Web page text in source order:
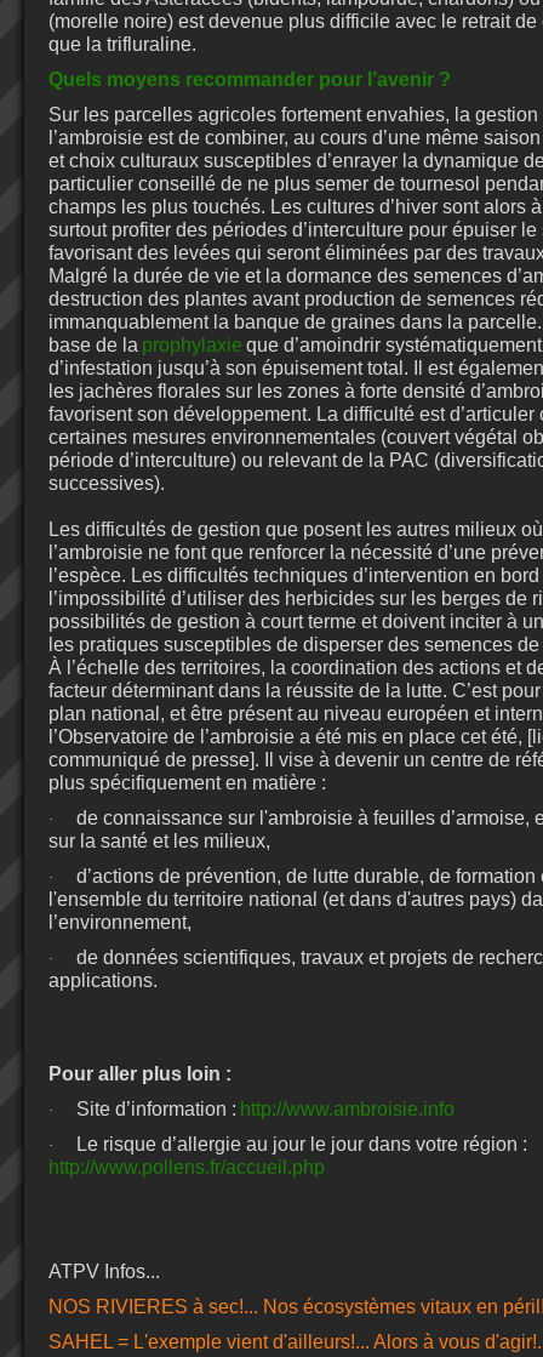
(morelle noire) est devenue plus difficile avec le retrait
que la trifluraline.
Quels moyens recommander pour l’avenir ?
Sur les parcelles agricoles fortement envahies, la
l’ambroisie est de combiner, au cours d’une même
et choix culturaux susceptibles d’enrayer la dynamique
particulier conseillé de ne plus semer de tournesol
champs les plus touchés. Les cultures d’hiver sont alors
surtout profiter des périodes d’interculture pour épuiser
favorisant des levées qui seront éliminées par des
Malgré la durée de vie et la dormance des semences
destruction des plantes avant production de semences
immanquablement la banque de graines dans la
base de la prophylaxie que d’amoindrir
d’infestation jusqu’à son épuisement total. Il est
les jachères florales sur les zones à forte densité
favorisent son développement. La difficulté est d’articuler
certaines mesures environnementales (couvert végétal
période d’interculture) ou relevant de la PAC
successives).
Les difficultés de gestion que posent les autres milieux
l’ambroisie ne font que renforcer la nécessité d’une
l’espèce. Les difficultés techniques d’intervention en
l’impossibilité d’utiliser des herbicides sur les berges de
possibilités de gestion à court terme et doivent inciter à
les pratiques susceptibles de disperser des semences de
À l’échelle des territoires, la coordination des actions et
facteur déterminant dans la réussite de la lutte. C’est
plan national, et être présent au niveau européen et
l’Observatoire de l’ambroisie a été mis en place cet été,
communiqué de presse]. Il vise à devenir un centre de
plus spécifiquement en matière :
·
de connaissance sur l'ambroisie à feuilles d’armoise,
sur la santé et les milieux,
·
d’actions de prévention, de lutte durable, de
l'ensemble du territoire national (et dans d'autres pays)
l’environnement,
·
de données scientifiques, travaux et projets de
applications.
Pour aller plus loin :
· Site d’information : http://www.ambroisie.info
·
Le risque d’allergie au jour le jour dans votre région :
http://www.pollens.fr/accueil.php
ATPV Infos...
NOS RIVIERES à sec!... Nos écosystèmes vitaux en
SAHEL = L'exemple vient d'ailleurs!... Alors à vous